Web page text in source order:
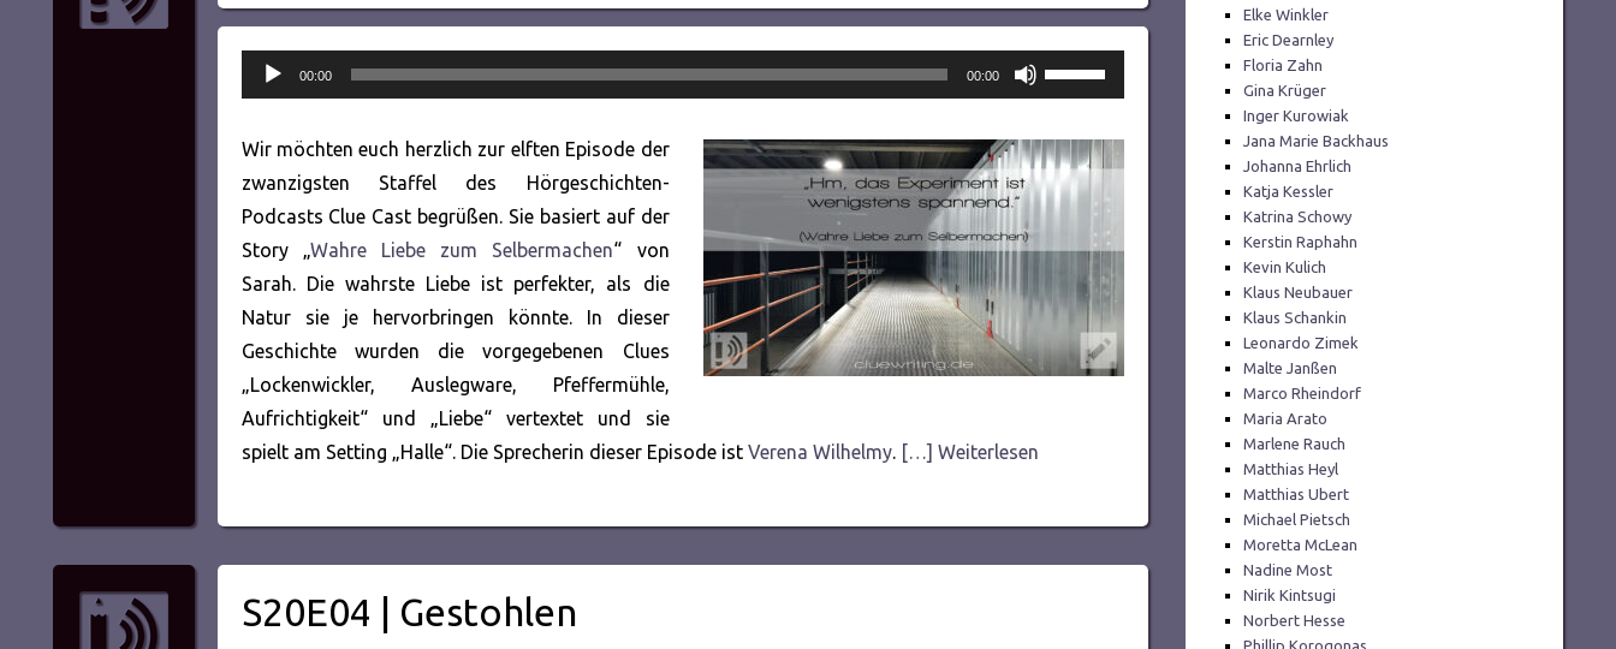
Audio-
Player
00:00 00:00
Pfeiltasten
Hoch/Runter
um
die
Lautstärke
regeln.
Wir möchten euch herzlich zur elften Episode der
zwanzigsten Staffel des Hörgeschichten-
Podcasts Clue Cast begrüßen. Sie basiert auf der
Story „Wahre Liebe zum Selbermachen“ von
Sarah. Die wahrste Liebe ist perfekter, als die
Natur sie je hervorbringen könnte. In dieser
Geschichte wurden die vorgegebenen Clues
„Lockenwickler, Auslegware, Pfeffermühle,
Aufrichtigkeit“ und „Liebe“ vertextet und sie
spielt am Setting „Halle“. Die Sprecherin dieser Episode ist Verena Wilhelmy. […] Weiterlesen
S20E04 | Gestohlen
Elke Winkler
Eric Dearnley
Floria Zahn
Gina Krüger
Inger Kurowiak
Jana Marie Backhaus
Johanna Ehrlich
Katja Kessler
Katrina Schowy
Kerstin Raphahn
Kevin Kulich
Klaus Neubauer
Klaus Schankin
Leonardo Zimek
Malte Janßen
Marco Rheindorf
Maria Arato
Marlene Rauch
Matthias Heyl
Matthias Ubert
Michael Pietsch
Moretta McLean
Nadine Most
Nirik Kintsugi
Norbert Hesse